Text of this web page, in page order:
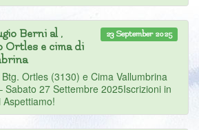
23 September 2025
Berni al ,
Ortles e cima di
Btg. Ortles (3130) e Cima Vallumbrina
Sabato 27 Settembre 2025Iscrizioni in
Aspettiamo!